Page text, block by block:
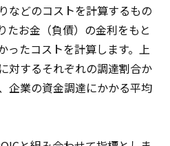
などのコストを計算するもの
たお金（負債）の金利をもと
ったコストを計算します。上
対するそれぞれの調達割合か
企業の資金調達にかかる平均